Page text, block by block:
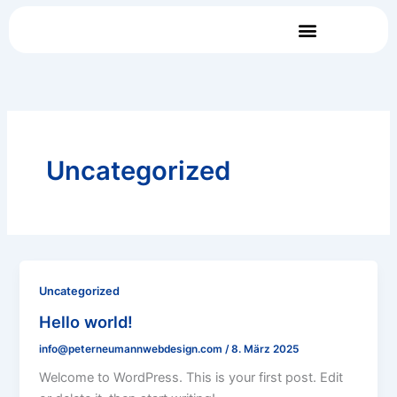
Uncategorized
Uncategorized
Hello world!
info@peterneumannwebdesign.com /8. März 2025
Welcome to WordPress. This is your first post. Edit